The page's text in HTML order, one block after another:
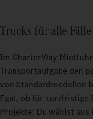
Trucks für alle Fälle
Im CharterWay
Transportaufgabe den
von Standardmodellen
Egal, ob für kurzfristige
Projekte: Du wählst